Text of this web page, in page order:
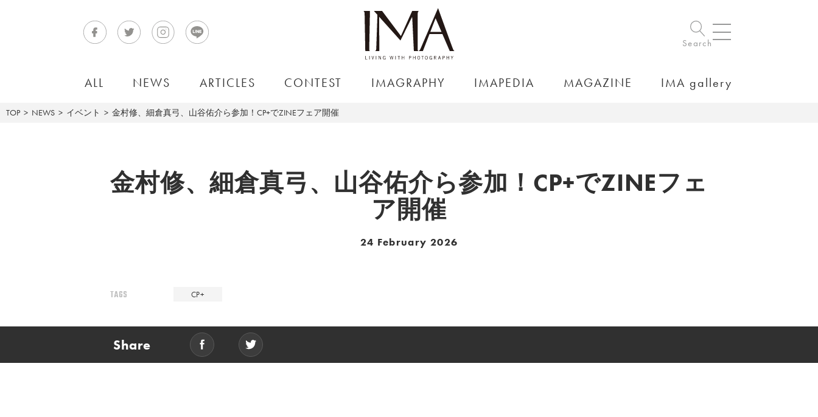
Search
ALL NEWS ARTICLES CONTEST IMAGRAPHY IMAPEDIA MAGAZINE IMA gallery
TOP NEWS イベント ⾦村修、細倉真⼸、⼭⾕佑介ら参加！CP+でZINEフェア開催
⾦村修、細倉真⼸、⼭⾕佑介ら参加！CP+でZINEフェ
ア開催
24 February 2026
TAGS CP+
Share